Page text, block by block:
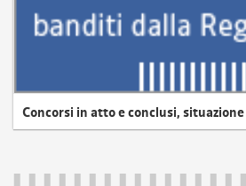
Concorsi in atto e conclusi,